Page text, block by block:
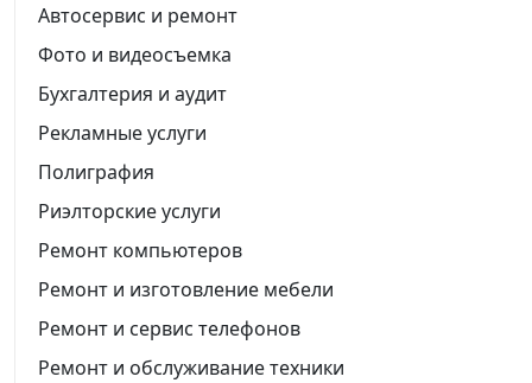
Автосервис и ремонт
Фото и видеосъемка
Бухгалтерия и аудит
Рекламные услуги
Полиграфия
Риэлторские услуги
Ремонт компьютеров
Ремонт и изготовление мебели
Ремонт и сервис телефонов
Ремонт и обслуживание техники